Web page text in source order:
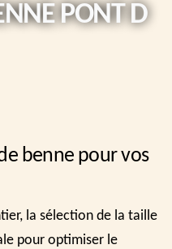
PONT D
benne pour vos
la sélection de la taille
pour optimiser le